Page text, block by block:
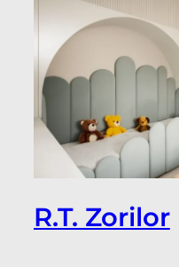
R.T. Zorilor